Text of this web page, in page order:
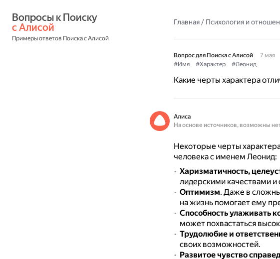
с Алисой
Примеры ответов Поиска с Алисой
Главная/ Психология и
Вопрос для Поиска с Алисой
7 мая
#Имя
#Характер #Леонид
Какие черты характера
Алиса
На основе источников, возможны
Некоторые черты
человека с именем Леонид:
Харизматичность,
лидерскими качествами
Оптимизм. Даже в
на жизнь помогает ему
Способность улаживать
может похвастаться
Трудолюбие и
своих возможностей.
Развитое чувство